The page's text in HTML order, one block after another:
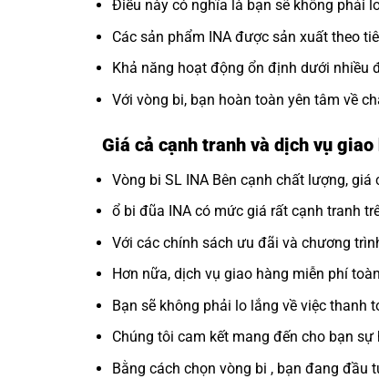
Điều này có nghĩa là bạn sẽ không phải
Các sản phẩm INA được sản xuất theo
Khả năng hoạt động ổn định dưới nhiều
Với vòng bi, bạn hoàn toàn yên tâm về
Giá cả cạnh tranh và dịch vụ giao
Vòng bi SL INA Bên cạnh chất lượng,
ổ bi đũa INA có mức giá rất cạnh tranh
Với các chính sách ưu đãi và chương
Hơn nữa, dịch vụ giao hàng miễn phí
Bạn sẽ không phải lo lắng về việc thanh
Chúng tôi cam kết mang đến cho bạn
Bằng cách chọn vòng bi , bạn đang đầu